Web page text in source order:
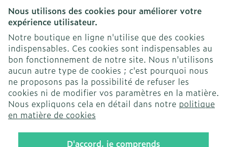
Nous utilisons des cookies pour améliorer votre
expérience utilisateur.
Notre boutique en ligne n'utilise que des cookies
indispensables. Ces cookies sont indispensables au
bon fonctionnement de notre site. Nous n'utilisons
aucun autre type de cookies ; c'est pourquoi nous
ne proposons pas la possibilité de refuser les
cookies ni de modifier vos paramètres en la matière.
Nous expliquons cela en détail dans notre politique
en matière de cookies
D'accord, je comprends
En cliquant sur s'abonner, vous vous abonnez à notre
newsletter et acceptez notre
politique de confidentialité
Liens légaux